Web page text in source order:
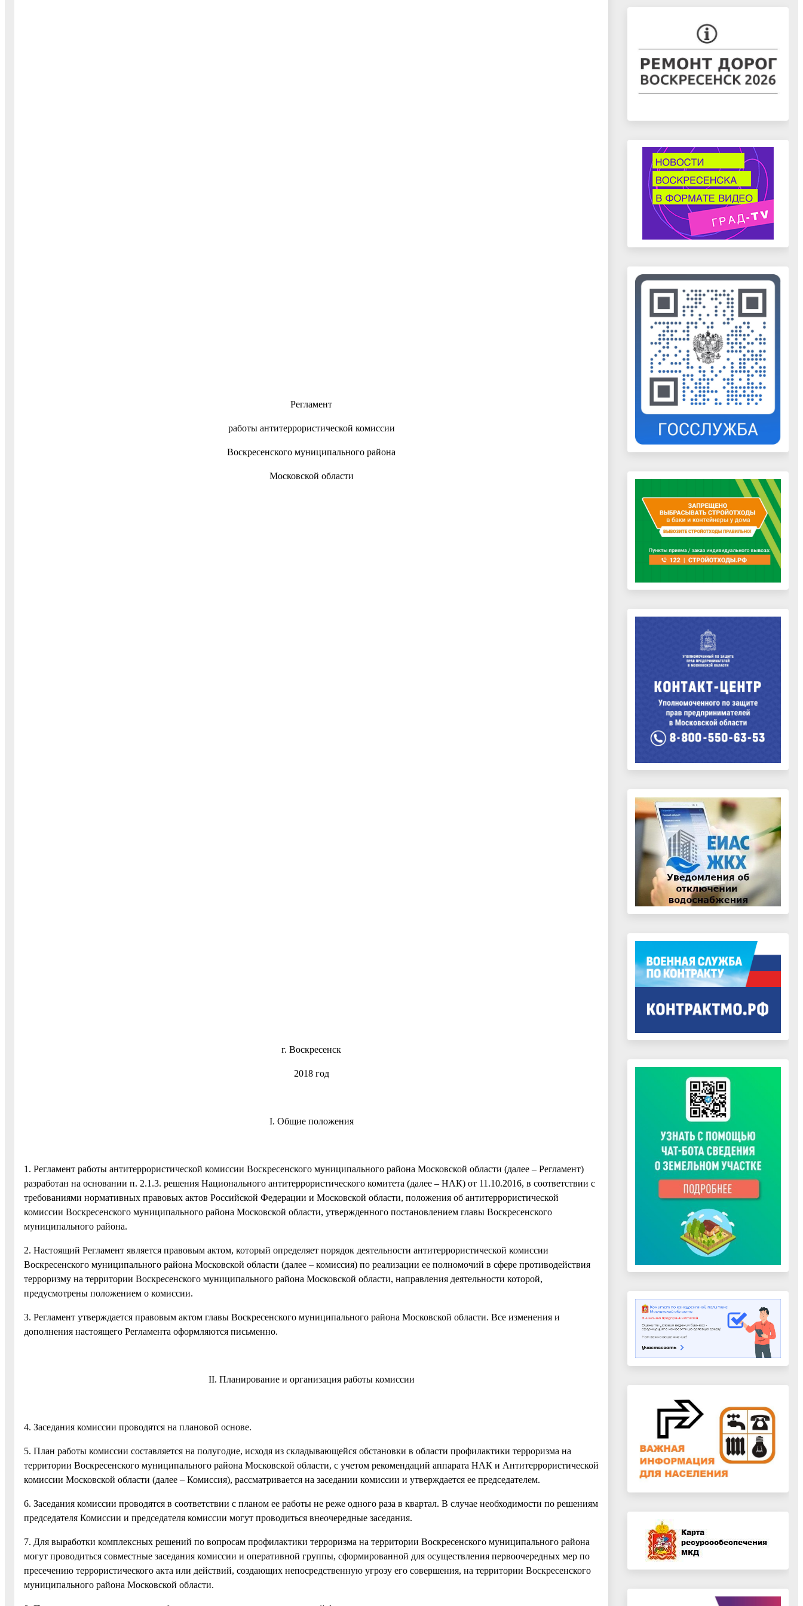
Регламент
работы антитеррористической комиссии
Воскресенского муниципального района
Московской области
г. Воскресенск
2018 год
I. Общие положения
1. Регламент работы антитеррористической комиссии Воскресенского муниципального района Московской области (далее – Регламент)
разработан на основании п. 2.1.3. решения Национального антитеррористического комитета (далее – НАК) от 11.10.2016, в соответствии с
требованиями нормативных правовых актов Российской Федерации и Московской области, положения об антитеррористической
комиссии Воскресенского муниципального района Московской области, утвержденного постановлением главы Воскресенского
муниципального района.
2. Настоящий Регламент является правовым актом, который определяет порядок деятельности антитеррористической комиссии
Воскресенского муниципального района Московской области (далее – комиссия) по реализации ее полномочий в сфере противодействия
терроризму на территории Воскресенского муниципального района Московской области, направления деятельности которой,
предусмотрены положением о комиссии.
3. Регламент утверждается правовым актом главы Воскресенского муниципального района Московской области. Все изменения и
дополнения настоящего Регламента оформляются письменно.
II. Планирование и организация работы комиссии
4. Заседания комиссии проводятся на плановой основе.
5. План работы комиссии составляется на полугодие, исходя из складывающейся обстановки в области профилактики терроризма на
территории Воскресенского муниципального района Московской области, с учетом рекомендаций аппарата НАК и Антитеррористической
комиссии Московской области (далее – Комиссия), рассматривается на заседании комиссии и утверждается ее председателем.
6. Заседания комиссии проводятся в соответствии с планом ее работы не реже одного раза в квартал. В случае необходимости по решениям
председателя Комиссии и председателя комиссии могут проводиться внеочередные заседания.
7. Для выработки комплексных решений по вопросам профилактики терроризма на территории Воскресенского муниципального района
могут проводиться совместные заседания комиссии и оперативной группы, сформированной для осуществления первоочередных мер по
пресечению террористического акта или действий, создающих непосредственную угрозу его совершения, на территории Воскресенского
муниципального района Московской области.